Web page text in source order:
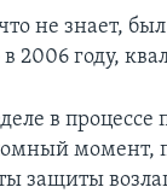
не знает,
2006 году,
в
момент,
защиты